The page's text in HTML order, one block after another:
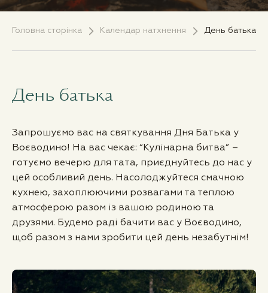
Головна сторінка Календар натхнення День батька
День батька
Запрошуємо вас на святкування Дня Батька у
Воєводино! На вас чекає: “Кулінарна битва” –
готуємо вечерю для тата, приєднуйтесь до нас у
цей особливий день. Насолоджуйтеся смачною
кухнею, захоплюючими розвагами та теплою
атмосферою разом із вашою родиною та
друзями. Будемо раді бачити вас у Воєводино,
щоб разом з нами зробити цей день незабутнім!